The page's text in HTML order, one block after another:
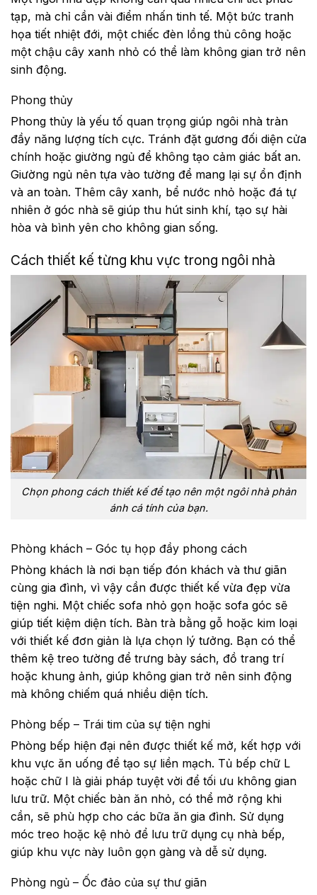
tạp, mà chỉ cần vài điểm nhấn tinh tế. Một bức tranh
họa tiết nhiệt đới, một chiếc đèn lồng thủ công hoặc
một chậu cây xanh nhỏ có thể làm không gian trở nên
sinh động.
Phong thủy
Phong thủy là yếu tố quan trọng giúp ngôi nhà tràn
đầy năng lượng tích cực. Tránh đặt gương đối diện cửa
chính hoặc giường ngủ để không tạo cảm giác bất an.
Giường ngủ nên tựa vào tường để mang lại sự ổn định
và an toàn. Thêm cây xanh, bể nước nhỏ hoặc đá tự
nhiên ở góc nhà sẽ giúp thu hút sinh khí, tạo sự hài
hòa và bình yên cho không gian sống.
Cách thiết kế từng khu vực trong ngôi nhà
Chọn phong cách thiết kế để tạo nên một ngôi nhà phản
ánh cá tính của bạn.
Phòng khách – Góc tụ họp đầy phong cách
Phòng khách là nơi bạn tiếp đón khách và thư giãn
cùng gia đình, vì vậy cần được thiết kế vừa đẹp vừa
tiện nghi. Một chiếc sofa nhỏ gọn hoặc sofa góc sẽ
giúp tiết kiệm diện tích. Bàn trà bằng gỗ hoặc kim loại
với thiết kế đơn giản là lựa chọn lý tưởng. Bạn có thể
thêm kệ treo tường để trưng bày sách, đồ trang trí
hoặc khung ảnh, giúp không gian trở nên sinh động
mà không chiếm quá nhiều diện tích.
Phòng bếp – Trái tim của sự tiện nghi
Phòng bếp hiện đại nên được thiết kế mở, kết hợp với
khu vực ăn uống để tạo sự liền mạch. Tủ bếp chữ L
hoặc chữ I là giải pháp tuyệt vời để tối ưu không gian
lưu trữ. Một chiếc bàn ăn nhỏ, có thể mở rộng khi
cần, sẽ phù hợp cho các bữa ăn gia đình. Sử dụng
móc treo hoặc kệ nhỏ để lưu trữ dụng cụ nhà bếp,
giúp khu vực này luôn gọn gàng và dễ sử dụng.
Phòng ngủ – Ốc đảo của sự thư giãn